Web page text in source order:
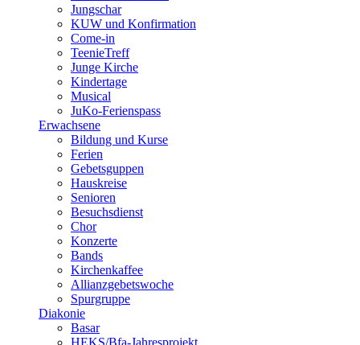
Jungschar
KUW und Konfirmation
Come-in
TeenieTreff
Junge Kirche
Kindertage
Musical
JuKo-Ferienspass
Erwachsene
Bildung und Kurse
Ferien
Gebetsguppen
Hauskreise
Senioren
Besuchsdienst
Chor
Konzerte
Bands
Kirchenkaffee
Allianzgebetswoche
Spurgruppe
Diakonie
Basar
HEKS/Bfa-Jahresprojekt